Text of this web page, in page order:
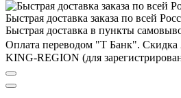
Быстрая доставка заказа по всей
Быстрая доставка в пункты
Оплата переводом "Т Банк". Скидка
KING-REGION (для